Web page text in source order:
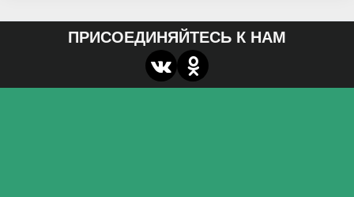
ПРИСОЕДИНЯЙТЕСЬ К НАМ